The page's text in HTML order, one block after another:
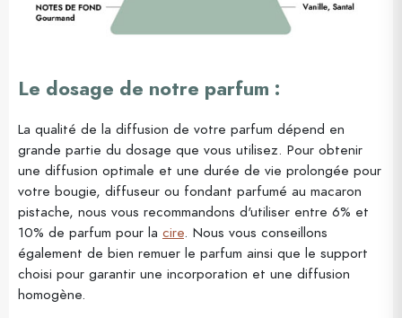
Le dosage de notre parfum :
La qualité de la diffusion de votre parfum dépend en
grande partie du dosage que vous utilisez. Pour obtenir
une diffusion optimale et une durée de vie prolongée pour
votre bougie, diffuseur ou fondant parfumé au macaron
pistache, nous vous recommandons d'utiliser entre 6% et
10% de parfum pour la cire. Nous vous conseillons
également de bien remuer le parfum ainsi que le support
choisi pour garantir une incorporation et une diffusion
homogène.